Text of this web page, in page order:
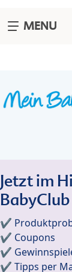
MENU
Jetzt im
✔️
✔️ Coupons
✔️
✔️ Tipps per